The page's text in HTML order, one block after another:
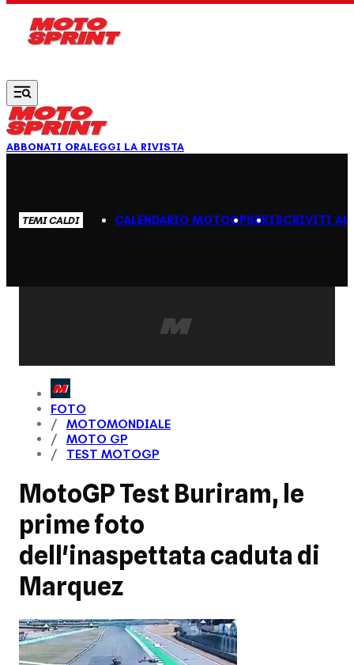
ABBONATI ORALEGGI LA RIVISTA
TEMI CALDI CALENDARIO MOTOGPSBKISCRIVITI AL
FOTO
MOTOMONDIALE
MOTO GP
TEST MOTOGP
MotoGP Test Buriram, le
prime foto
dell'inaspettata caduta di
Marquez